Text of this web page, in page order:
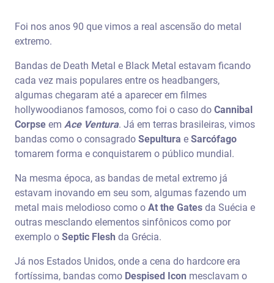
Foi nos anos 90 que vimos a real ascensão do metal
extremo.
Bandas de Death Metal e Black Metal estavam ficando
cada vez mais populares entre os headbangers,
algumas chegaram até a aparecer em filmes
hollywoodianos famosos, como foi o caso do Cannibal
Corpse em Ace Ventura. Já em terras brasileiras, vimos
bandas como o consagrado Sepultura e Sarcófago
tomarem forma e conquistarem o público mundial.
Na mesma época, as bandas de metal extremo já
estavam inovando em seu som, algumas fazendo um
metal mais melodioso como o At the Gates da Suécia e
outras mesclando elementos sinfônicos como por
exemplo o Septic Flesh da Grécia.
Já nos Estados Unidos, onde a cena do hardcore era
fortíssima, bandas como Despised Icon mesclavam o